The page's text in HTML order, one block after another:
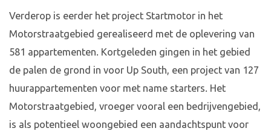
Verderop is eerder het project Startmotor in het
Motorstraatgebied gerealiseerd met de oplevering van
581 appartementen. Kortgeleden gingen in het gebied
de palen de grond in voor Up South, een project van 127
huurappartementen voor met name starters. Het
Motorstraatgebied, vroeger vooral een bedrijvengebied,
is als potentieel woongebied een aandachtspunt voor